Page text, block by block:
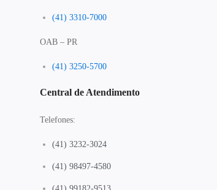
(41) 3310-7000
OAB – PR
(41) 3250-5700
Central de Atendimento
Telefones:
(41) 3232-3024
(41) 98497-4580